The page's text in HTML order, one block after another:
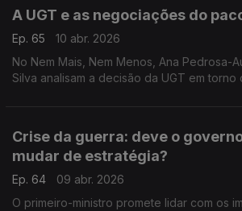
A UGT e as negociações do
Ep. 65
10 abr. 2026
No Nem Mais, Nem Menos, Ana Pedrosa-
Silva analisam a decisão da UGT em
Crise da guerra: deve o
mudar de estratégia?
Ep. 64
09 abr. 2026
O primeiro-ministro promete lidar com os